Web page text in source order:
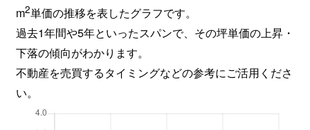
m2単価の推移を表したグラフです。
過去1年間や5年といったスパンで、その坪単価の上昇・
下落の傾向がわかります。
不動産を売買するタイミングなどの参考にご活用くださ
い。